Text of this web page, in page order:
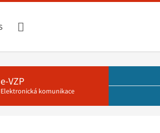
e-VZP
Elektronická komunikace